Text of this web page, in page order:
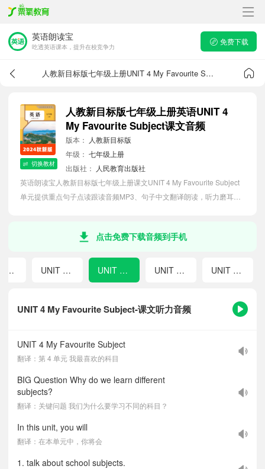
英语朗读宝
吃透英语课本，提升在校竞争力
免费下载
人教新目标版七年级上册UNIT 4 My Favourite Subject课文音频
切换教材
人教新目标版七年级上册英语UNIT 4
My Favourite Subject课文音频
版本：
人教新目标版
年级： 七年级上册
出版社：
人民教育出版社
英语朗读宝人教新目标版七年级上册课文UNIT 4 My Favourite Subject
单元提供重点句子点读跟读音频MP3、句子中文翻译朗读，听力磨耳朵
点击免费下载音频到手机
UNIT 4 My Favourite Subject-课文听力音频
UNIT 4 My Favourite Subject
翻译：第 4 单元 我最喜欢的科目
BIG Question Why do we learn different
subjects?
翻译：关键问题 我们为什么要学习不同的科目？
In this unit, you will
翻译：在本单元中，你将会
1. talk about school subjects.
UNIT 2 We're Family! UNIT 3 My School UNIT 4 My Favourite Subject UNIT 5 Fun Clubs UNIT 6 A Day in the Life